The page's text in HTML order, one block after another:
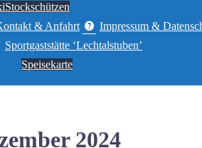
Stockschützen
& Anfahrt
Impressum &
Sportgaststätte ‘Lechtalstuben’
Speisekarte
2024